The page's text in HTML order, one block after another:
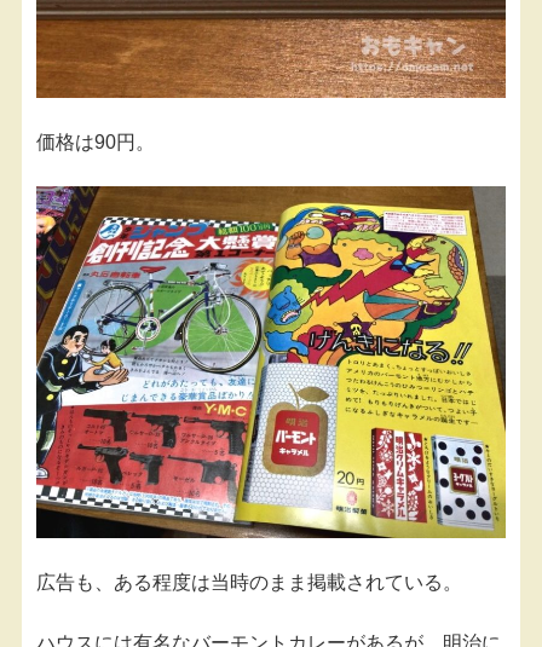
価格は90円。
広告も、ある程度は当時のまま掲載されている。
ハウスには有名なバーモントカレーがあるが、明治に